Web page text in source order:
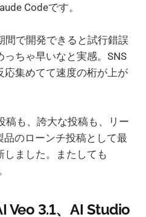
Codeです。
間で開発できると試行錯誤
ちゃ早いなと実感。SNS
応集めてて速度の桁が上が
稿も、誇大な投稿も、リー
品のローンチ投稿として最
しました。またしても
Veo 3.1、AI Studio